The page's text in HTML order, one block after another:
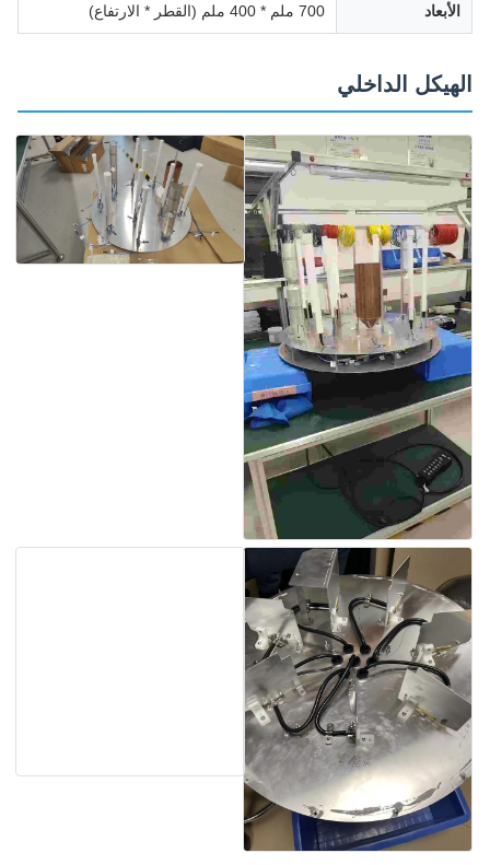
الأبعاد 700 ملم * 400 ملم (القطر * الارتفاع)
الهيكل الداخلي